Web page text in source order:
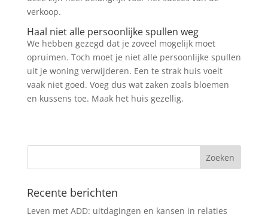
verkoop.
Haal niet alle persoonlijke spullen weg
We hebben gezegd dat je zoveel mogelijk moet
opruimen. Toch moet je niet alle persoonlijke spullen
uit je woning verwijderen. Een te strak huis voelt
vaak niet goed. Voeg dus wat zaken zoals bloemen
en kussens toe. Maak het huis gezellig.
Recente berichten
Leven met ADD: uitdagingen en kansen in relaties